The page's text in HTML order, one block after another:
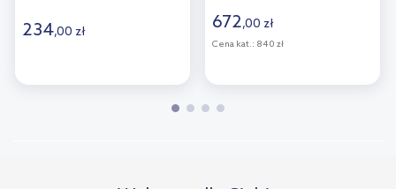
234,00 zł 672,00 zł
Cena kat.: 840 zł